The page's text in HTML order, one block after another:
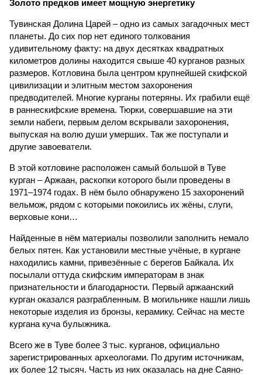
Золото предков имеет мощную энергетику
Тувинская Долина Царей – одно из самых загадочных мест
планеты. До сих пор нет единого толкования
удивительному факту: на двух десятках квадратных
километров долины находится свыше 40 курганов разных
размеров. Котловина была центром крупнейшей скифской
цивилизации и элитным местом захоронения
предводителей. Многие курганы потеряны. Их грабили ещё
в раннескифские времена. Тюрки, совершавшие на эти
земли набеги, первым делом вскрывали захоронения,
выпуская на волю души умерших. Так же поступали и
другие завоеватели.
В этой котловине расположен самый большой в Туве
курган – Аржаан, раскопки которого были проведены в
1971–1974 годах. В нём было обнаружено 15 захоронений
вельмож, рядом с которыми покоились их жёны, слуги,
верховые кони…
Найденные в нём материалы позволили заполнить немало
белых пятен. Как установили местные учёные, в кургане
находились камни, привезённые с берегов Байкала. Их
посылали оттуда скифским императорам в знак
признательности и благодарности. Первый аржаанский
курган оказался разграбленным. В могильнике нашли лишь
некоторые изделия из бронзы, керамику. Сейчас на месте
кургана куча булыжника.
Всего же в Туве более 3 тыс. курганов, официально
зарегистрированных археологами. По другим источникам,
их более 12 тысяч. Часть из них оказалась на дне Саяно-